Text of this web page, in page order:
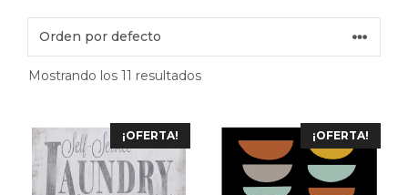
Mostrando los 11 resultados
¡OFERTA! ¡OFERTA!